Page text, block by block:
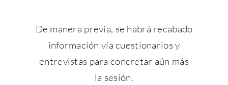
De manera previa, se habrá recabado
información vía cuestionarios y
entrevistas para concretar aún más
la sesión.